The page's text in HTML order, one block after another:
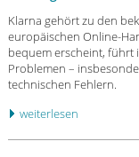
Klarna gehört zu den
europäischen Online-
bequem erscheint, führt
Problemen –
technischen Fehlern.
weiterlesen